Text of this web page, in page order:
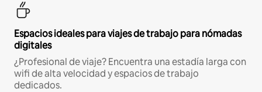
Espacios ideales para viajes de trabajo para nómadas
digitales
¿Profesional de viaje? Encuentra una estadía larga con
wifi de alta velocidad y espacios de trabajo
dedicados.